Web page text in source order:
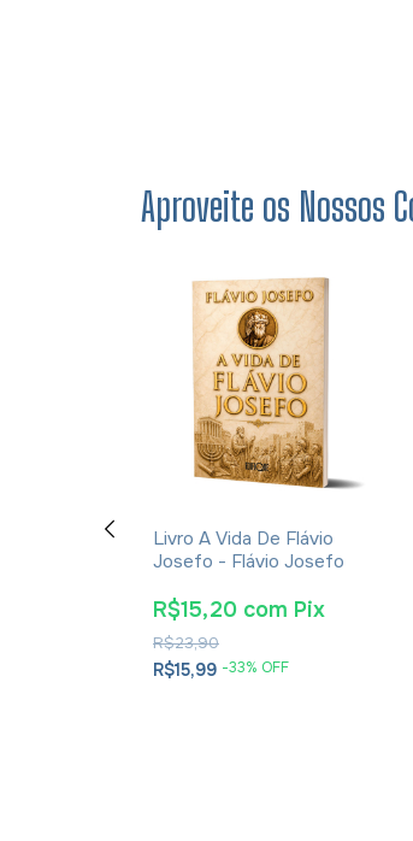
Aproveite os Nossos
Livro A Vida De Flávio
Josefo - Flávio Josefo
R$15,99 -33% OFF
R$23,90
R$15,20 com Pix